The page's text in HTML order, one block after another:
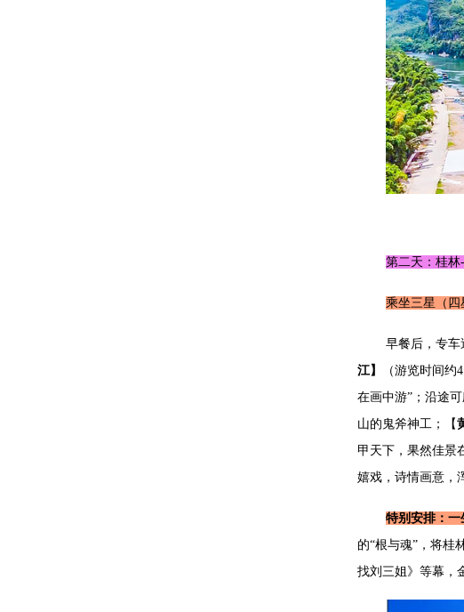
第二天
乘坐三星（四
早餐后，专车
江】
（游览时间
在画中游”；沿途
山的鬼斧神工；【
甲天下，果然佳景
嬉戏，诗情画意，
特别安排： 一
的“根与魂”，将桂
找刘三姐》等幕，